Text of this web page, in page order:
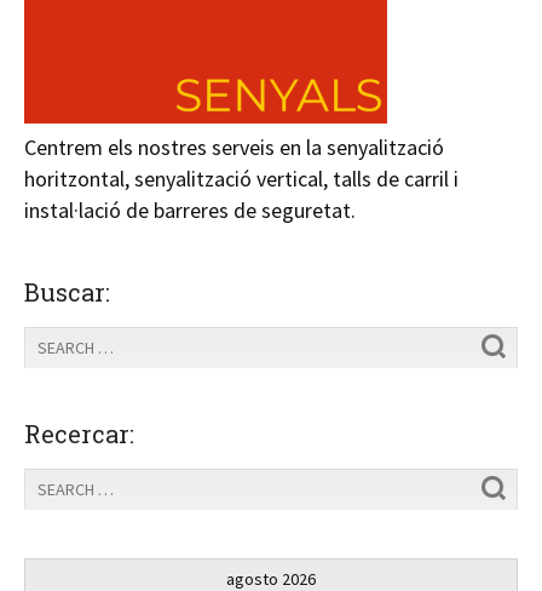
Centrem els nostres serveis en la senyalització
horitzontal, senyalització vertical, talls de carril i
instal·lació de barreres de seguretat.
Buscar:
Recercar:
agosto 2026